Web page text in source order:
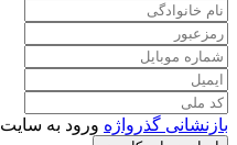
بازنشانی گذرواژه ورود به سایت